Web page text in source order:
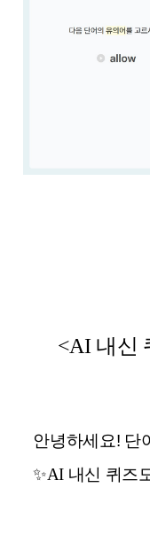
<AI 내신
안녕하세요! 단
✨AI 내신 퀴즈